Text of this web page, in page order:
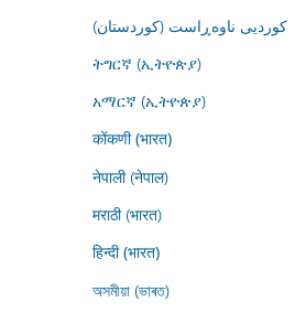
کوردیی ناوەڕاست (کوردستان)
ትግርኛ (ኢትዮጵያ)
አማርኛ (ኢትዮጵያ)
कोंकणी (भारत)
नेपाली (नेपाल)
मराठी (भारत)
हिन्दी (भारत)
অসমীয়া (ভাৰত)